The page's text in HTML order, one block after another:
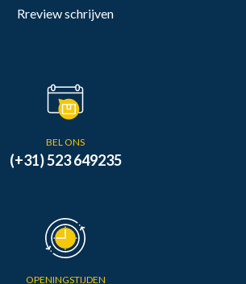
Rreview schrijven
BEL ONS
(+31) 523 649235
OPENINGSTIJDEN